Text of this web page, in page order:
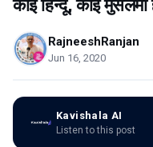
कोई हिन्दू, कोई
RajneeshRanjan
Jun 16, 2020
Kavishala AI
Listen to this post